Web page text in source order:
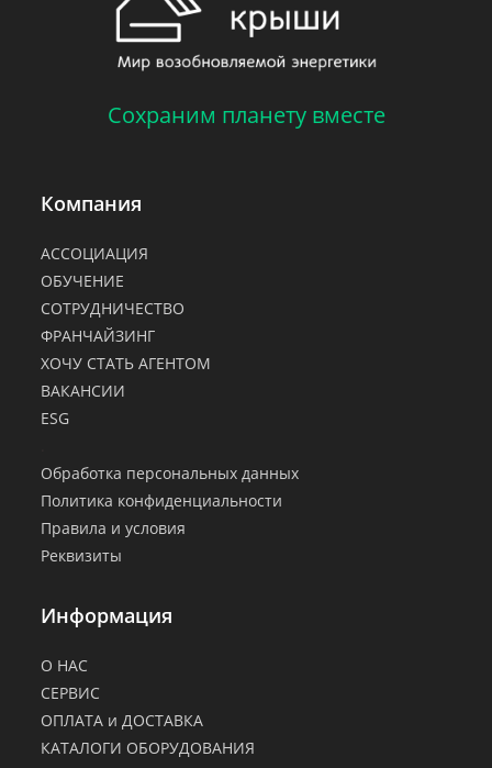
Сохраним планету вместе
Компания
АССОЦИАЦИЯ
ОБУЧЕНИЕ
СОТРУДНИЧЕСТВО
ФРАНЧАЙЗИНГ
ХОЧУ СТАТЬ АГЕНТОМ
ВАКАНСИИ
ESG
Обработка персональных данных
Политика конфиденциальности
Правила и условия
Реквизиты
Информация
О НАС
СЕРВИС
ОПЛАТА и ДОСТАВКА
КАТАЛОГИ ОБОРУДОВАНИЯ